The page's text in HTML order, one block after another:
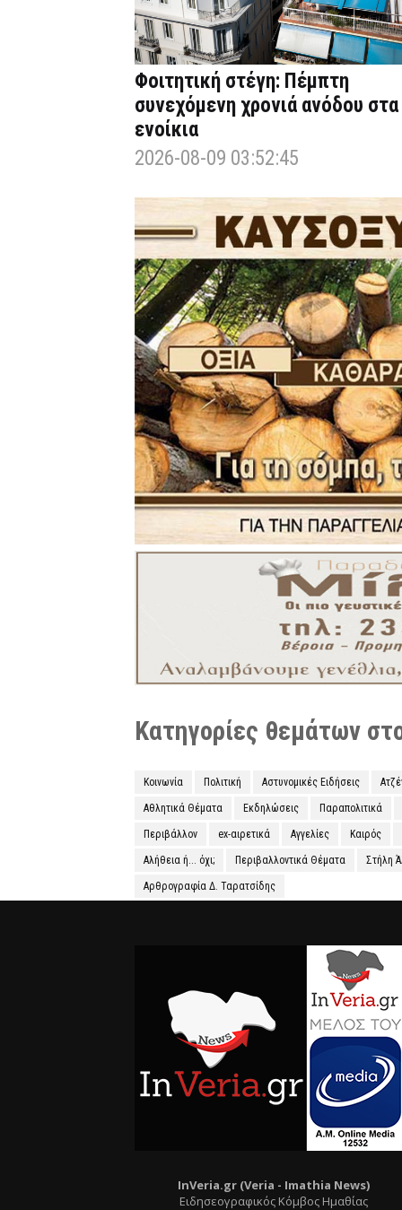
Φοιτητική στέγη: Πέμπτη
συνεχόμενη χρονιά ανόδου στα
ενοίκια
2026-08-09 03:52:45
Κατηγορίες θεμάτων
Κοινωνία Πολιτική Αστυνομικές Ειδήσεις
Αθλητικά Θέματα Εκδηλώσεις Παραπολιτικά
Περιβάλλον ex-αιρετικά Αγγελίες Καιρός
Αλήθεια ή... όχι; Περιβαλλοντικά Θέματα Στήλη
Αρθρογραφία Δ. Ταρατσίδης
InVeria.gr (Veria - Ιmathia News)
Ειδησεογραφικός Κόμβος Ημαθίας